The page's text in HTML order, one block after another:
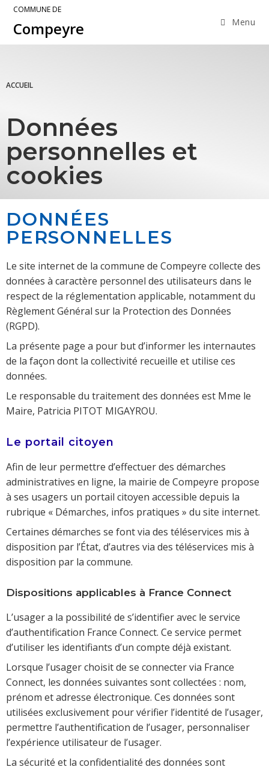
COMMUNE DE
Compeyre Menu
ACCUEIL
Données
personnelles et
cookies
DONNÉES
PERSONNELLES
Le site internet de la commune de Compeyre collecte des
données à caractère personnel des utilisateurs dans le
respect de la réglementation applicable, notamment du
Règlement Général sur la Protection des Données
(RGPD).
La présente page a pour but d’informer les internautes
de la façon dont la collectivité recueille et utilise ces
données.
Le responsable du traitement des données est Mme le
Maire, Patricia PITOT MIGAYROU.
Le portail citoyen
Afin de leur permettre d’effectuer des démarches
administratives en ligne, la mairie de Compeyre propose
à ses usagers un portail citoyen accessible depuis la
rubrique « Démarches, infos pratiques » du site internet.
Certaines démarches se font via des téléservices mis à
disposition par l’État, d’autres via des téléservices mis à
disposition par la commune.
Dispositions applicables à France Connect
L’usager a la possibilité de s’identifier avec le service
d’authentification France Connect. Ce service permet
d’utiliser les identifiants d’un compte déjà existant.
Lorsque l’usager choisit de se connecter via France
Connect, les données suivantes sont collectées : nom,
prénom et adresse électronique. Ces données sont
utilisées exclusivement pour vérifier l’identité de l’usager,
permettre l’authentification de l’usager, personnaliser
l’expérience utilisateur de l’usager.
La sécurité et la confidentialité des données sont